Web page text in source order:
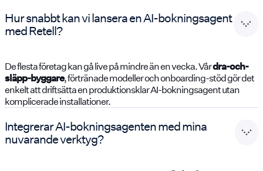
Hur snabbt kan vi lansera en AI-bokningsagent
med Retell?
De flesta företag kan gå live på mindre än en vecka. Vårdra-och-
släpp-byggare, förtränade modeller och onboarding-stöd gör det
enkelt att driftsätta en produktionsklar AI-bokningsagent utan
komplicerade installationer.
Integrerar AI-bokningsagenten med mina
nuvarande verktyg?